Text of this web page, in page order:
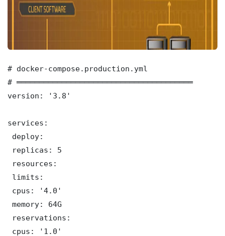
# docker-compose.production.yml
# ═══════════════════════════════════════
version: '3.8'
services:
deploy:
replicas: 5
resources:
limits:
cpus: '4.0'
memory: 64G
reservations:
cpus: '1.0'